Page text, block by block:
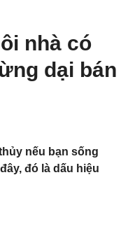
nhà có
dại bán
nếu bạn sống
đó là dấu hiệu